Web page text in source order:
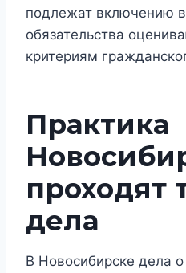
подлежат включению
обязательства
критериям
Практика
проходят
дела
В Новосибирске дела о